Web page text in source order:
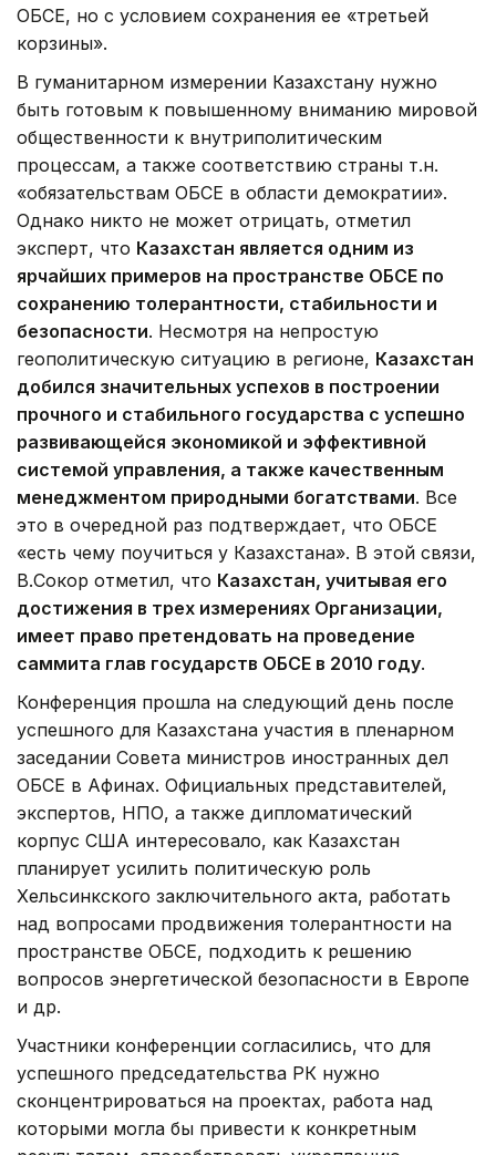
ОБСЕ, но с условием сохранения ее «третьей
корзины».
В гуманитарном измерении Казахстану нужно
быть готовым к повышенному вниманию мировой
общественности к внутриполитическим
процессам, а также соответствию страны т.н.
«обязательствам ОБСЕ в области демократии».
Однако никто не может отрицать, отметил
эксперт, что Казахстан является одним из
ярчайших примеров на пространстве ОБСЕ по
сохранению толерантности, стабильности и
безопасности. Несмотря на непростую
геополитическую ситуацию в регионе, Казахстан
добился значительных успехов в построении
прочного и стабильного государства с успешно
развивающейся экономикой и эффективной
системой управления, а также качественным
менеджментом природными богатствами. Все
это в очередной раз подтверждает, что ОБСЕ
«есть чему поучиться у Казахстана». В этой связи,
В.Сокор отметил, что Казахстан, учитывая его
достижения в трех измерениях Организации,
имеет право претендовать на проведение
саммита глав государств ОБСЕ в 2010 году.
Конференция прошла на следующий день после
успешного для Казахстана участия в пленарном
заседании Совета министров иностранных дел
ОБСЕ в Афинах. Официальных представителей,
экспертов, НПО, а также дипломатический
корпус США интересовало, как Казахстан
планирует усилить политическую роль
Хельсинкского заключительного акта, работать
над вопросами продвижения толерантности на
пространстве ОБСЕ, подходить к решению
вопросов энергетической безопасности в Европе
и др.
Участники конференции согласились, что для
успешного председательства РК нужно
сконцентрироваться на проектах, работа над
которыми могла бы привести к конкретным